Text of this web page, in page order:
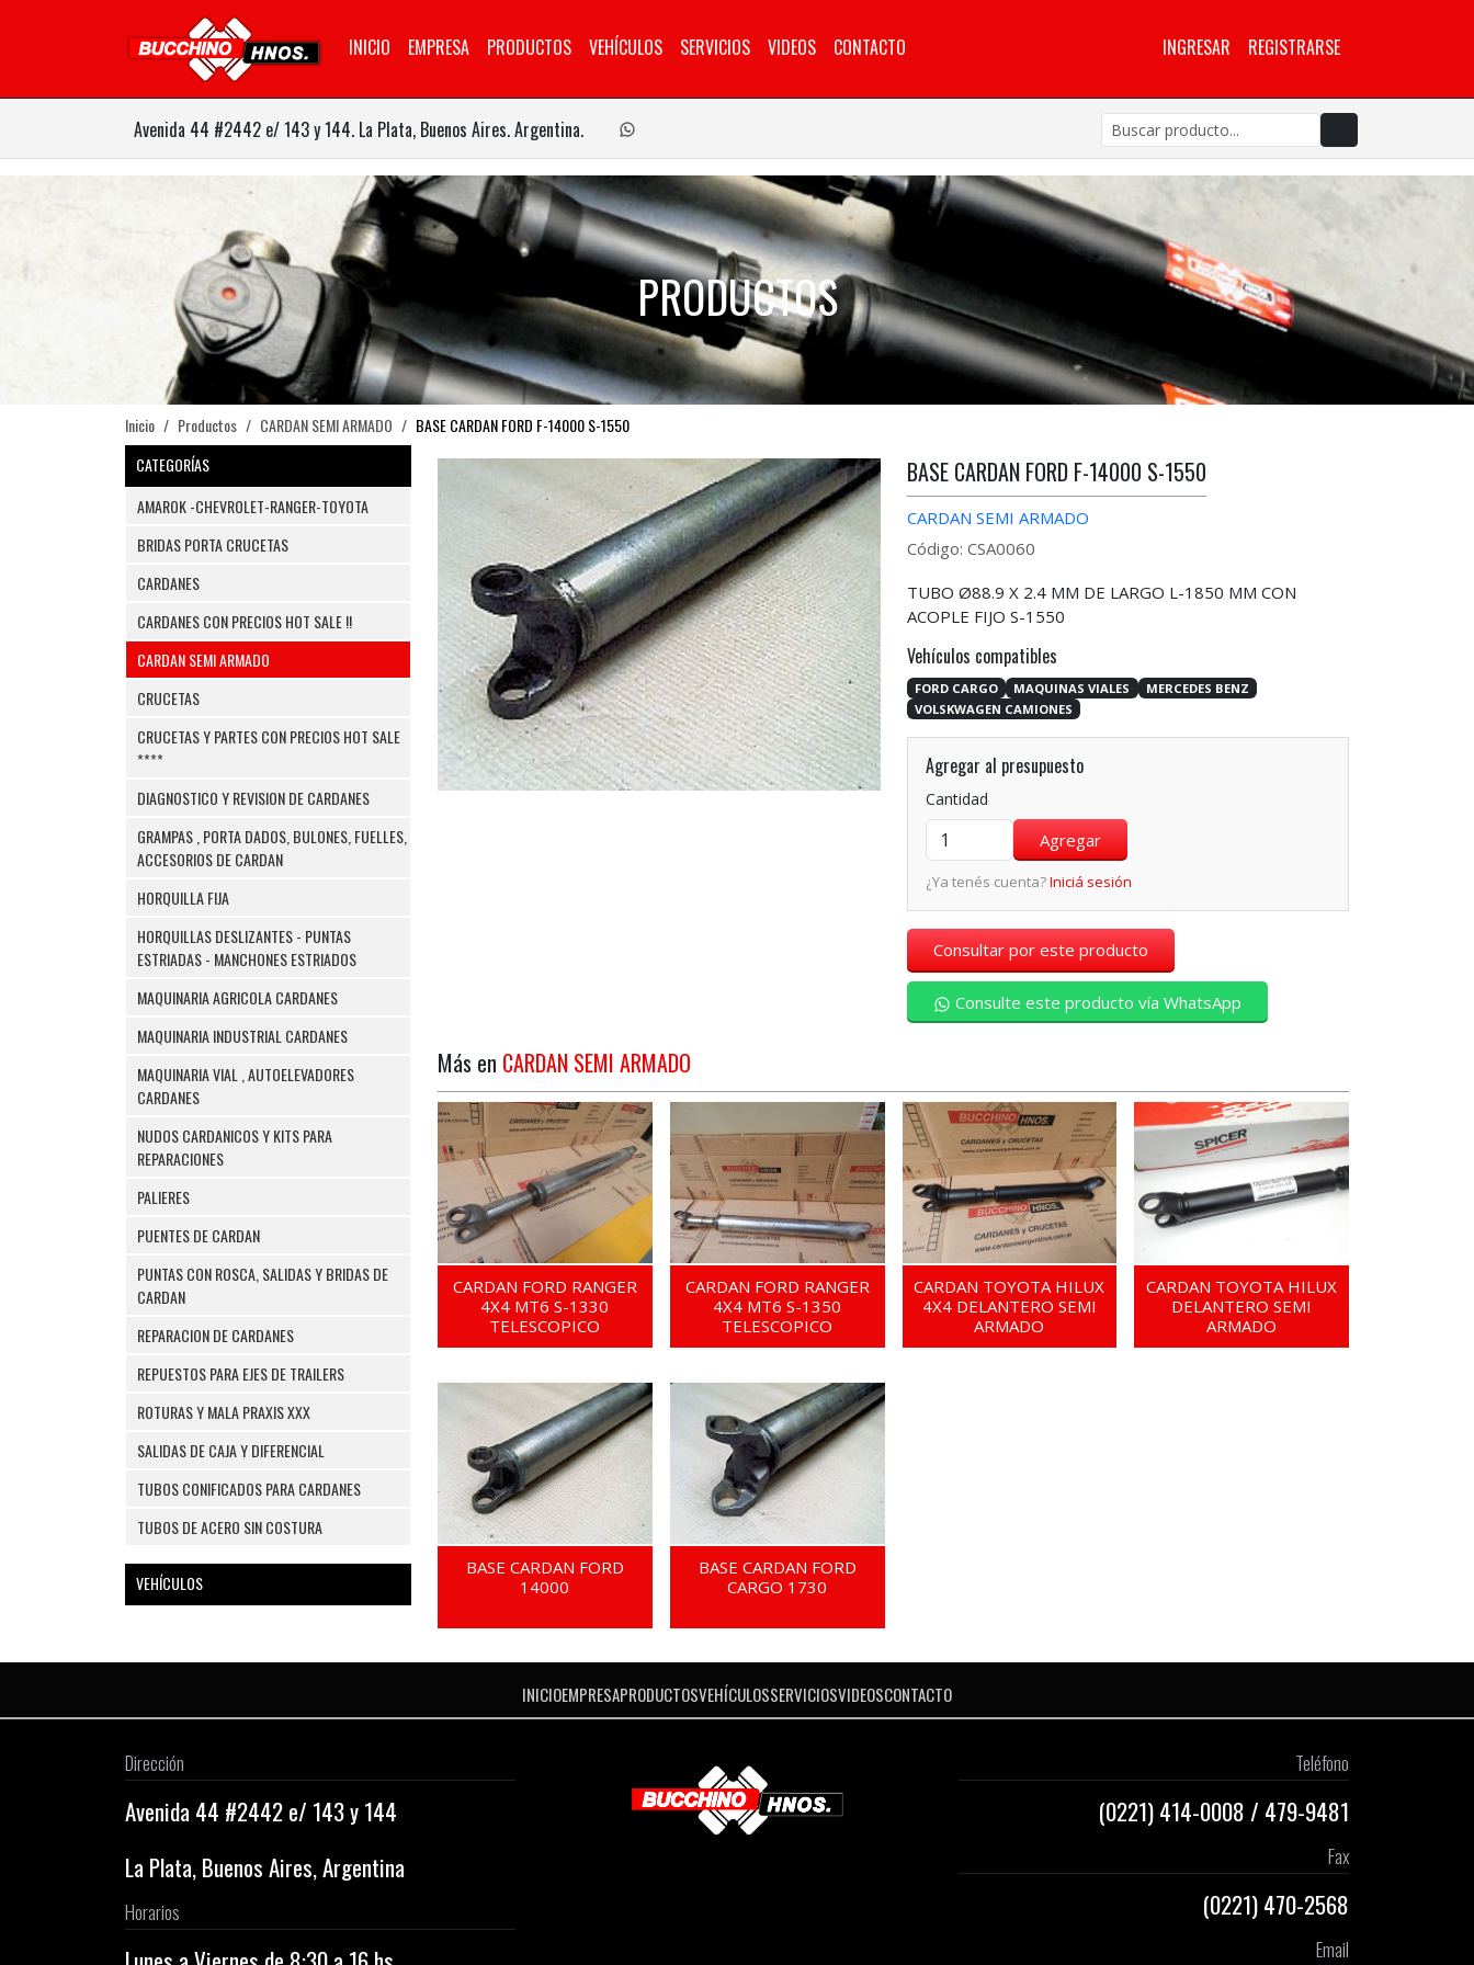
INICIO EMPRESA PRODUCTOS VEHÍCULOS SERVICIOS VIDEOS CONTACTO INGRESAR REGISTRARSE
Avenida 44 #2442 e/ 143 y 144. La Plata, Buenos Aires. Argentina.
PRODUCTOS
Inicio Productos CARDAN SEMI ARMADO
BASE CARDAN FORD F-14000 S-1550
CATEGORÍAS
AMAROK -CHEVROLET-RANGER-TOYOTA
BRIDAS PORTA CRUCETAS
CARDANES
CARDANES CON PRECIOS HOT SALE !!
CARDAN SEMI ARMADO
CRUCETAS
CRUCETAS Y PARTES CON PRECIOS HOT SALE
****
DIAGNOSTICO Y REVISION DE CARDANES
GRAMPAS , PORTA DADOS, BULONES, FUELLES,
ACCESORIOS DE CARDAN
HORQUILLA FIJA
HORQUILLAS DESLIZANTES - PUNTAS
ESTRIADAS - MANCHONES ESTRIADOS
MAQUINARIA AGRICOLA CARDANES
MAQUINARIA INDUSTRIAL CARDANES
MAQUINARIA VIAL , AUTOELEVADORES
CARDANES
NUDOS CARDANICOS Y KITS PARA
REPARACIONES
PALIERES
PUENTES DE CARDAN
PUNTAS CON ROSCA, SALIDAS Y BRIDAS DE
CARDAN
REPARACION DE CARDANES
REPUESTOS PARA EJES DE TRAILERS
ROTURAS Y MALA PRAXIS XXX
SALIDAS DE CAJA Y DIFERENCIAL
TUBOS CONIFICADOS PARA CARDANES
TUBOS DE ACERO SIN COSTURA
VEHÍCULOS
BASE CARDAN FORD F-14000 S-1550
CARDAN SEMI ARMADO
Código: CSA0060
TUBO Ø88.9 X 2.4 MM DE LARGO L-1850 MM CON
ACOPLE FIJO S-1550
Vehículos compatibles
FORD CARGO MAQUINAS VIALES
MERCEDES BENZ
VOLSKWAGEN CAMIONES
Agregar al presupuesto
Cantidad
¿Ya tenés cuenta?Iniciá sesión
Consultar por este producto
Consulte este producto vía WhatsApp
Más en CARDAN SEMI ARMADO
CARDAN FORD RANGER
4X4 MT6 S-1330
TELESCOPICO
CARDAN FORD RANGER
4X4 MT6 S-1350
TELESCOPICO
CARDAN TOYOTA HILUX
4X4 DELANTERO SEMI
ARMADO
CARDAN TOYOTA HILUX
DELANTERO SEMI
ARMADO
BASE CARDAN FORD
14000
BASE CARDAN FORD
CARGO 1730
INICIOEMPRESAPRODUCTOSVEHÍCULOSSERVICIOSVIDEOSCONTACTO
Dirección
Avenida 44 #2442 e/ 143 y 144
La Plata, Buenos Aires, Argentina
Horarios
Teléfono
(0221)414-0008 / 479-9481
Fax
(0221) 470-2568
Email